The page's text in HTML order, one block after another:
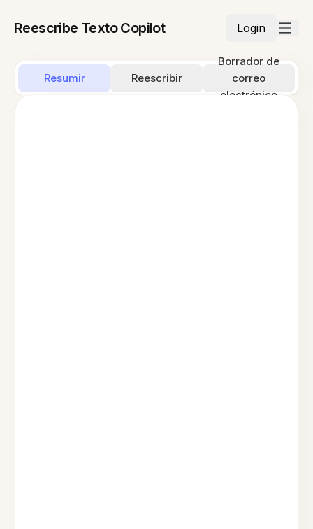
Reescribe Texto Copilot Login
Resumir Reescribir
Borrador de
correo
electrónico